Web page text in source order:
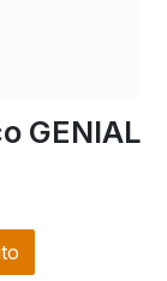
GENIAL